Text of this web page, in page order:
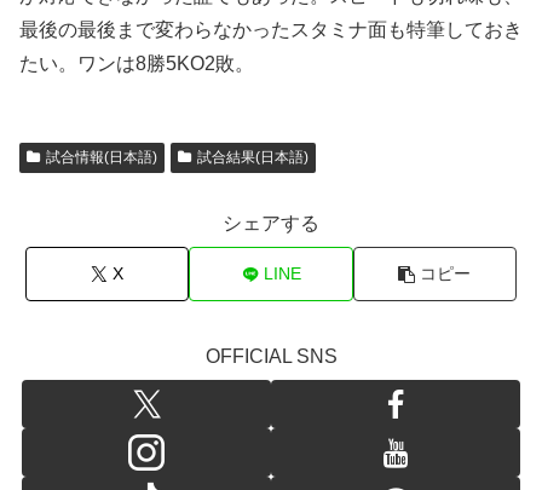
最後の最後まで変わらなかったスタミナ面も特筆しておき
たい。ワンは8勝5KO2敗。
試合情報(日本語) 試合結果(日本語)
シェアする
X LINE コピー
OFFICIAL SNS